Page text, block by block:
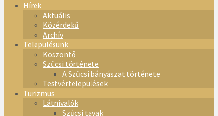
Hírek
Aktuális
Közérdekű
Archív
Településünk
Köszöntő
Szűcsi története
A Szűcsi bányászat története
Testvértelepülések
Turizmus
Látnivalók
Szűcsi tavak